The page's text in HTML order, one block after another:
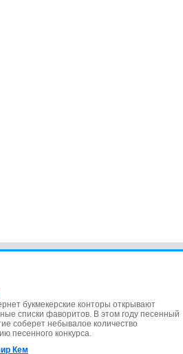
букмекерские конторы открывают
списки фаворитов. В этом году песенный
соберет небывалое количество
песенного конкурса.
Кем